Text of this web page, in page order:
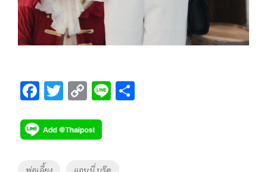
F
e
b
o
T
tt
er
C
p
y
Li
Li
Tags
พ่อเลี้ยง แอนนี่ บรู๊ค